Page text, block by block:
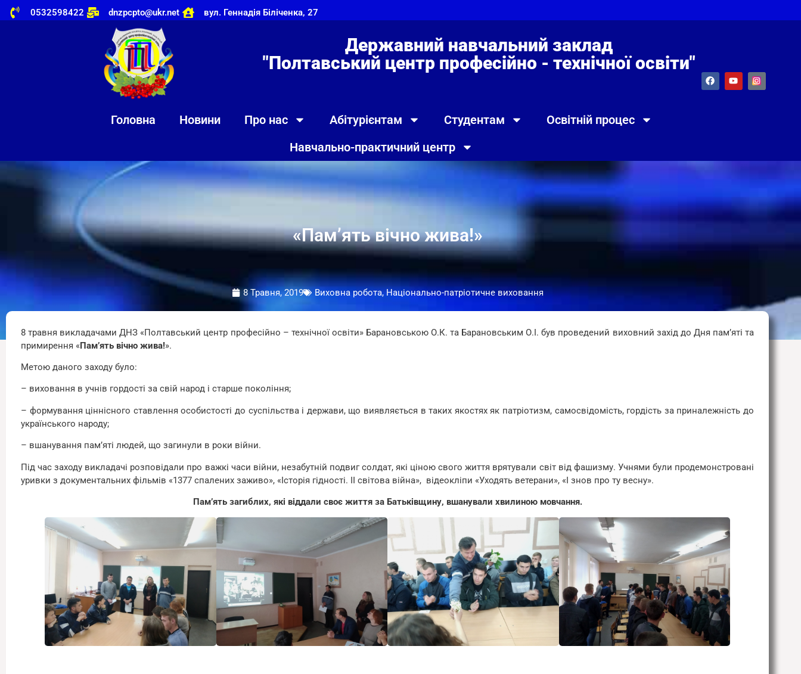
0532598422 dnzpcpto@ukr.net вул. Геннадія Біліченка, 27
Державний навчальний заклад
"Полтавський центр професійно - технічної освіти"
Головна Новини Про нас Абітурієнтам Студентам
Освітній процес
Навчально-практичний центр
«Пам’ять вічно жива!»
8 Травня, 2019 Виховна робота, Національно-патріотичне виховання
8 травня викладачами ДНЗ «Полтавський центр професійно – технічної освіти» Барановською О.К. та Барановським О.І. був проведений виховний захід до Дня пам’яті та
примирення «Пам’ять вічно жива!».
Метою даного заходу було:
– виховання в учнів гордості за свій народ і старше покоління;
– формування ціннісного ставлення особистості до суспільства і держави, що виявляється в таких якостях як патріотизм, самосвідомість, гордість за приналежність до
українського народу;
– вшанування пам’яті людей, що загинули в роки війни.
Під час заходу викладачі розповідали про важкі часи війни, незабутній подвиг солдат, які ціною свого життя врятували світ від фашизму. Учнями були продемонстровані
уривки з документальних фільмів «1377 спалених заживо», «Історія гідності. ІІ світова війна», відеокліпи «Уходять ветерани», «І знов про ту весну».
Пам’ять загиблих, які віддали своє життя за Батьківщину, вшанували хвилиною мовчання.